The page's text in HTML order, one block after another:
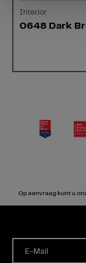
Interior
0648 Dark
Op aanvraag kunt u
E-Mail